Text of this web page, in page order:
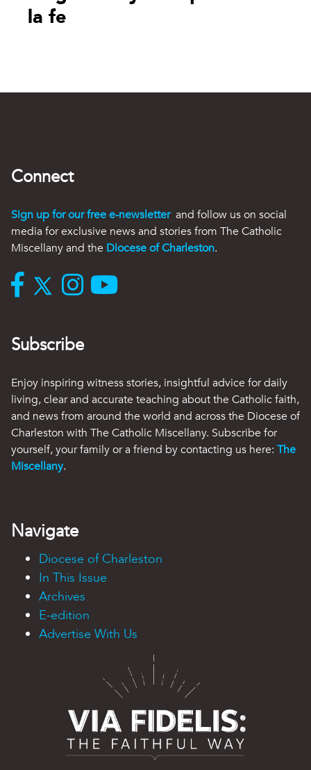
la fe
Connect
Sign up for our free e-newsletter and follow us on social
media for exclusive news and stories from The Catholic
Miscellany and the Diocese of Charleston.
Subscribe
Enjoy inspiring witness stories, insightful advice for daily
living, clear and accurate teaching about the Catholic faith,
and news from around the world and across the Diocese of
Charleston with The Catholic Miscellany. Subscribe for
yourself, your family or a friend by contacting us here: The
Miscellany.
Navigate
Diocese of Charleston
In This Issue
Archives
E-edition
Advertise With Us